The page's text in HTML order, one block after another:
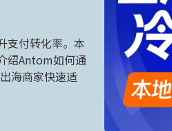
支付转化率。本
绍Antom如何通
海商家快速适